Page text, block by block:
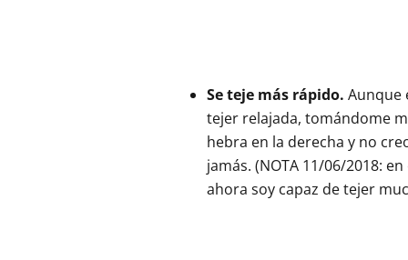
Se teje más rápido. Aunque
tejer relajada, tomándome
hebra en la derecha y no
jamás. (NOTA 11/06/2018:
ahora soy capaz de tejer